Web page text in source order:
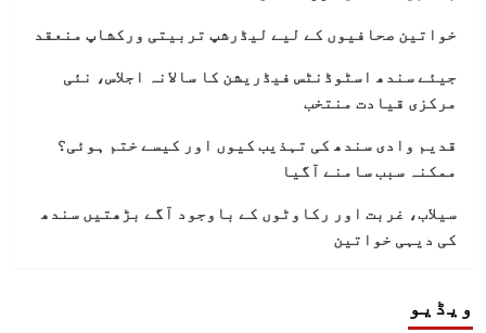
خواتین صحافیوں کے لیے لیڈرشپ تربیتی ورکشاپ منعقد
جیئے سندھ اسٹوڈنٹس فیڈریشن کا سالانہ اجلاس، نئی
مرکزی قیادت منتخب
قدیم وادی سندھ کی تہذیب کیوں اور کیسے ختم ہوئی؟
ممکنہ سبب سامنے آگیا
سیلاب، غربت اور رکاوٹوں کے باوجود آگے بڑھتیں سندھ
کی دیہی خواتین
ویڈیو